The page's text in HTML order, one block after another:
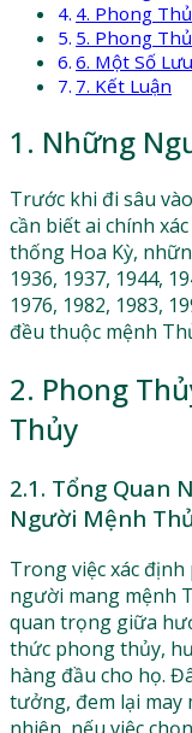
4. Phong
5. Phong
6. Một Số
7. Kết Luận
1. Những
Trước khi đi sâu
cần biết ai chính
thống Hoa Kỳ,
1936, 1937, 1944,
1976, 1982, 1983,
đều thuộc mệnh
2. Phong
Thủy
2.1. Tổng Quan
Người Mệnh
Trong việc xác
người mang mệnh
quan trọng giữa
thức phong thủy,
hàng đầu cho họ.
tưởng, đem lại may
nhiên, nếu việc